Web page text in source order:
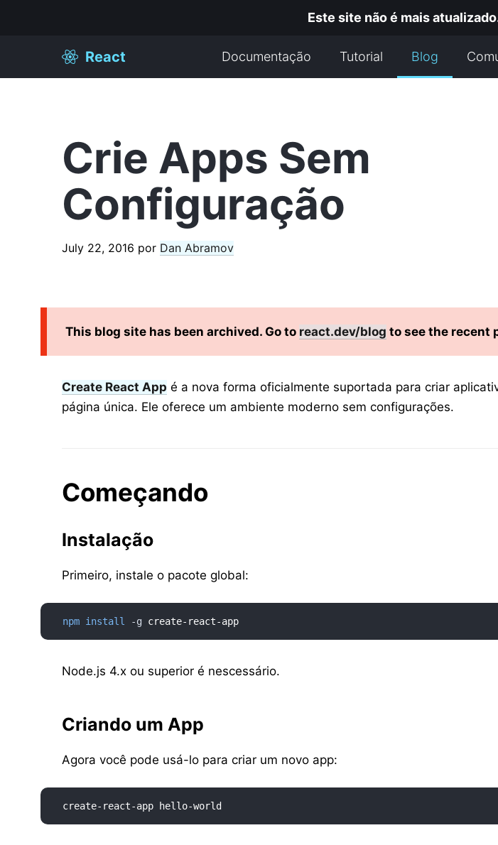
Este site não é mais
React Documentação Tutorial Blog
Crie Apps Sem
Configuração
July 22, 2016 por Dan Abramov
This blog site has been archived. Go to react.dev/blog to see the recent
Create React App é a nova forma oficialmente suportada para criar
página única. Ele oferece um ambiente moderno sem configurações.
Começando
Instalação
Primeiro, instale o pacote global:
npm install -g create-react-app
Node.js 4.x ou superior é nescessário.
Criando um App
Agora você pode usá-lo para criar um novo app:
create-react-app hello-world